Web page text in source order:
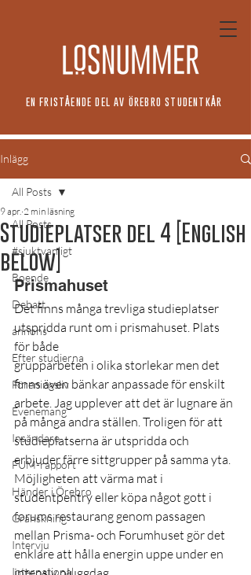
EN FRISTÅENDE DEL AV ÖREBRO STUDENTKÅR
Inlägg
All Posts
#sjuktvanligt
Boende
Debatt
annons
Efter studierna
Föreningsliv
Evenemang
Insändare
FUM-rapport
Händer i Örebro
Granskning
Intervju
International
All Posts
Studieplatser del 4 [English
below]
9 apr. 2 min läsning
Prismahuset
Det finns många trevliga studieplatser
utspridda runt om i prismahuset. Plats
för både
grupparbeten i olika storlekar men det
finns även bänkar anpassade för enskilt
arbete. Jag upplever att det är lugnare än
på många andra ställen. Troligen för att
studieplatserna är utspridda och
erbjuder färre sittgrupper på samma yta.
Möjligheten att värma mat i
studentpentry eller köpa något gott i
forums restaurang genom passagen
mellan Prisma- och Forumhuset gör det
enklare att hålla energin uppe under en